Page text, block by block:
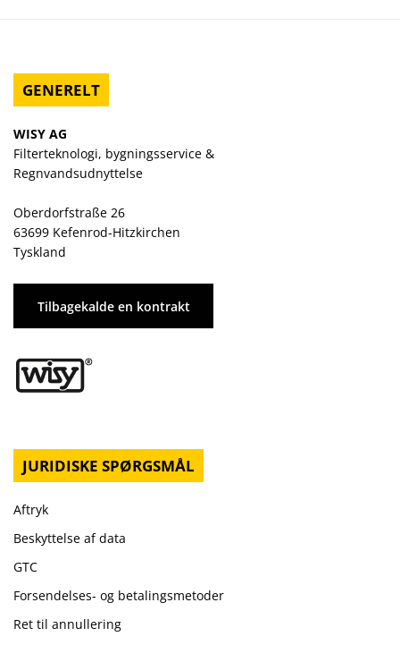
GENERELT
WISY AG
Filterteknologi, bygningsservice &
Regnvandsudnyttelse
Oberdorfstraße 26
63699 Kefenrod-Hitzkirchen
Tyskland
Tilbagekalde en kontrakt
JURIDISKE SPØRGSMÅL
Aftryk
Beskyttelse af data
GTC
Forsendelses- og betalingsmetoder
Ret til annullering